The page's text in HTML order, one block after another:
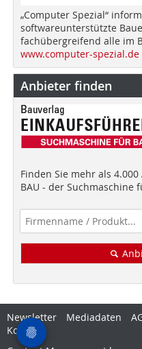
„Computer Spezial“
softwareunterstützte
fachübergreifend alle im
www.computer-spezial.de
Anbieter finden
Finden Sie mehr als 4.000
BAU - der Suchmaschine
Newsletter Mediadaten
Kontakt